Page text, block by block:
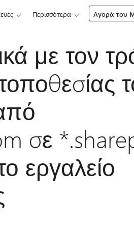
Περισσότερα Αγορά του
με τον
σε
εργαλείο